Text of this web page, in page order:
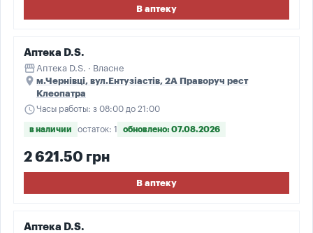
В аптеку
Аптека D.S.
storefront Аптека D.S. · Власне
place м.Чернівці, вул.Ентузіастів, 2А Праворуч рест
Клеопатра
scheduleЧасы работы: з 08:00 до 21:00
в наличии остаток: 1 обновлено: 07.08.2026
2 621.50 грн
В аптеку
Аптека D.S.